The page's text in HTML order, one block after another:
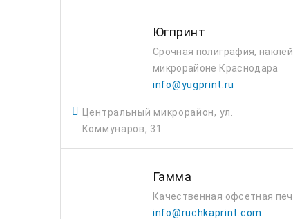
Югпринт
Срочная полиграфия,
микрорайоне Краснодара
info@yugprint.ru
Центральный микрорайон, ул.
Коммунаров, 31
Гамма
Качественная офсетная
info@ruchkaprint.com